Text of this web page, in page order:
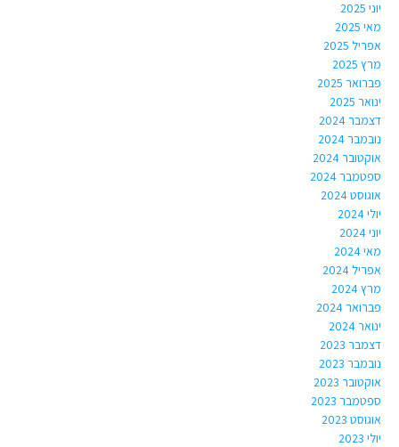
יוני 2025
מאי 2025
אפריל 2025
מרץ 2025
פברואר 2025
ינואר 2025
דצמבר 2024
נובמבר 2024
אוקטובר 2024
ספטמבר 2024
אוגוסט 2024
יולי 2024
יוני 2024
מאי 2024
אפריל 2024
מרץ 2024
פברואר 2024
ינואר 2024
דצמבר 2023
נובמבר 2023
אוקטובר 2023
ספטמבר 2023
אוגוסט 2023
יולי 2023